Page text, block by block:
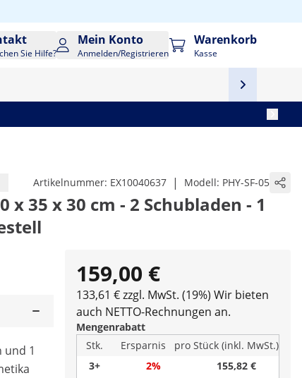
Sie Hilfe?
Mein Konto
Anmelden/Registrieren
Warenkorb
Kasse
Artikelnummer: EX10040637 | Modell: PHY-SF-05
35 x 30 cm - 2 Schubladen - 1
159,00 €
133,61 € zzgl. MwSt. (19%) Wir bieten
auch NETTO-Rechnungen an.
Mengenrabatt
Stk.
Ersparnis
pro Stück (inkl. MwSt.)
3+
2%
155,82 €
und 1